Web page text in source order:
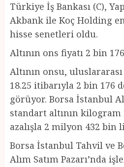
Türkiye İş Bankası (C),
Akbank ile Koç Holding
hisse senetleri oldu.
Altının ons fiyatı 2 bin
Altının onsu,
18.25 itibarıyla 2 bin 176
görüyor. Borsa İstanbul
standart altının kilogram
azalışla 2 milyon 432 bin
Borsa İstanbul Tahvil ve
Alım Satım Pazarı’nda